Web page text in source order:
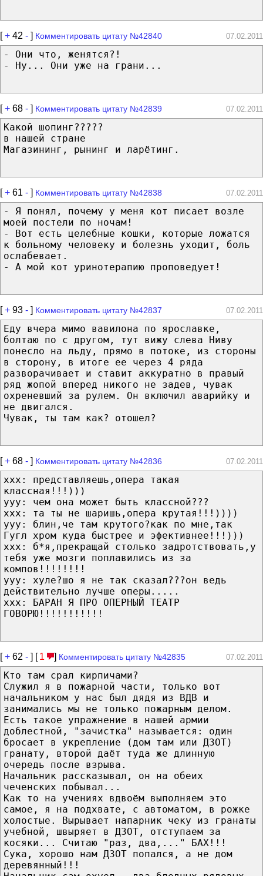
[+ 42 - ] Комментировать цитату №42840 07.02.2011
- Они что, женятся?!
- Ну... Они уже на грани...
[+ 68 - ] Комментировать цитату №42839 07.02.2011
Какой шопинг?????
в нашей стране
Магазининг, рынинг и ларётинг.
[+ 61 - ] Комментировать цитату №42838 07.02.2011
- Я понял, почему у меня кот писает возле
моей постели по ночам!
- Вот есть целебные кошки, которые ложатся
к больному человеку и болезнь уходит, боль
ослабевает.
- А мой кот уринотерапию проповедует!
[+ 93 - ] Комментировать цитату №42837 07.02.2011
Еду вчера мимо вавилона по ярославке,
болтаю по с другом, тут вижу слева Ниву
понесло на льду, прямо в потоке, из стороны
в сторону, в итоге ее через 4 ряда
разворачивает и ставит аккуратно в правый
ряд жопой вперед никого не задев, чувак
охреневший за рулем. Он включил аварийку и
не двигался.
Чувак, ты там как? отошел?
[+ 68 - ] Комментировать цитату №42836 07.02.2011
ххх: представляешь,опера такая
классная!!!)))
ууу: чем она может быть классной???
ххх: та ты не шаришь,опера крутая!!!))))
ууу: блин,че там крутого?как по мне,так
Гугл хром куда быстрее и эфективнее!!!)))
ххх: б*я,прекращай столько задротствовать,у
тебя уже мозги поплавились из за
компов!!!!!!!!
ууу: хуле?шо я не так сказал???он ведь
действительно лучше оперы.....
ххх: БАРАН Я ПРО ОПЕРНЫЙ ТЕАТР
ГОВОРЮ!!!!!!!!!!!
[+ 62 - ] [ 1 ] Комментировать цитату №42835 07.02.2011
Кто там срал кирпичами?
Служил я в пожарной части, только вот
начальником у нас был дядя из ВДВ и
занимались мы не только пожарным делом.
Есть такое упражнение в нашей армии
доблестной, "зачистка" называется: один
бросает в укрепление (дом там или ДЗОТ)
гранату, второй даёт туда же длинную
очередь после взрыва.
Начальник рассказывал, он на обеих
чеченских побывал...
Как то на учениях вдвоём выполняем это
самое, я на подхвате, с автоматом, в рожке
холостые. Вырывает напарник чеку из гранаты
учебной, швыряет в ДЗОТ, отступаем за
косяки... Считаю "раз, два,..." БАХ!!!
Сука, хорошо нам ДЗОТ попался, а не дом
деревянный!!!